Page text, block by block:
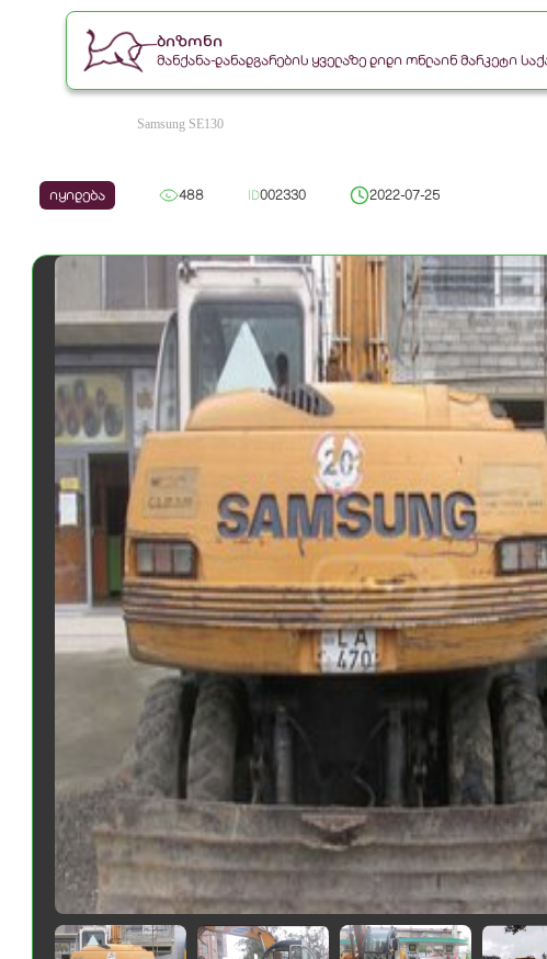
ბიზონი
მანქანა-დანადგარების ყველაზე დიდი ონლაინ მარკეტი
Samsung SE130
იყიდება 488 ID002330 2022-07-25